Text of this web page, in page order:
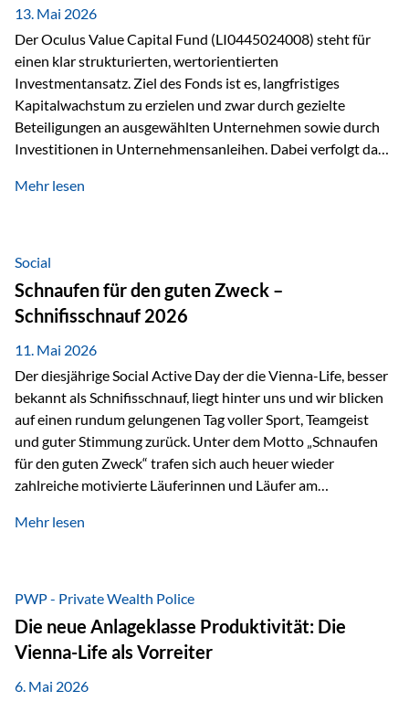
Gerade in…
13. Mai 2026
Der Oculus Value Capital Fund (LI0445024008) steht für
einen klar strukturierten, wertorientierten
Investmentansatz. Ziel des Fonds ist es, langfristiges
Kapitalwachstum zu erzielen und zwar durch gezielte
Beteiligungen an ausgewählten Unternehmen sowie durch
Investitionen in Unternehmensanleihen. Dabei verfolgt das
Marktbewegungen stehen im Fokus, sondern die
innerhalb der Private Wealth Police der Vienna-Life steht
der Oculus Value Capital Fund für einen langfristig
orientierten Value-Investing-Ansatz mit Fokus auf
fundamentale Unternehmensanalyse und nachhaltige
Wertentwicklung. Der Investmentansatz: Value Investing
mit Weitblick Im Zentrum steht ein…
Mehr lesen
Social
Schnaufen für den guten Zweck –
Schnifisschnauf 2026
11. Mai 2026
Der diesjährige Social Active Day der die Vienna-Life, besser
bekannt als Schnifisschnauf, liegt hinter uns und wir blicken
auf einen rundum gelungenen Tag voller Sport, Teamgeist
und guter Stimmung zurück. Unter dem Motto „Schnaufen
für den guten Zweck“ trafen sich auch heuer wieder
zahlreiche motivierte Läuferinnen und Läufer am
Höchstleistungen für einen guten Zweck zu erbringen. Mit
Mäder gesammelt werden konnten. Die anspruchsvolle
Strecke mit rund 4,8 Kilometern und 680 Höhenmetern
stellte die Teilnehmerinnen und Teilnehmer vor eine
sportliche Herausforderung. Doch…
Mehr lesen
PWP - Private Wealth Police
Die neue Anlageklasse Produktivität: Die
Vienna-Life als Vorreiter
6. Mai 2026